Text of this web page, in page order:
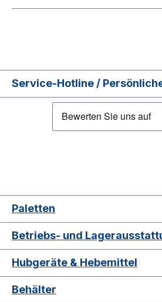
Service-Hotline /
Paletten
Betriebs- und
Hubgeräte & Hebemittel
Behälter